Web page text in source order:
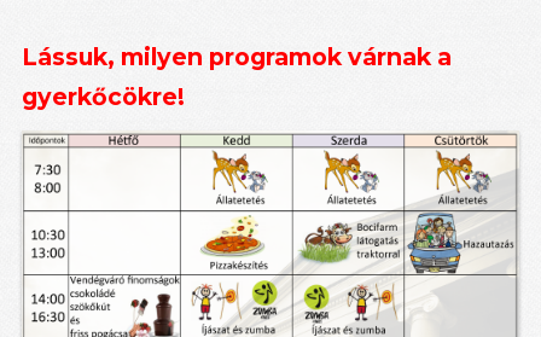
Lássuk, milyen programok várnak a
gyerkőcökre!